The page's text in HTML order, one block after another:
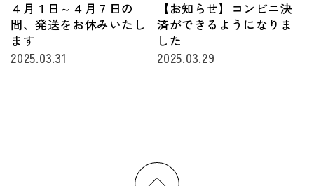
４月１日～４月７日の
間、発送をお休みいたし
ます
2025.03.31
【お知らせ】コンビニ決
済ができるようになりま
した
2025.03.29